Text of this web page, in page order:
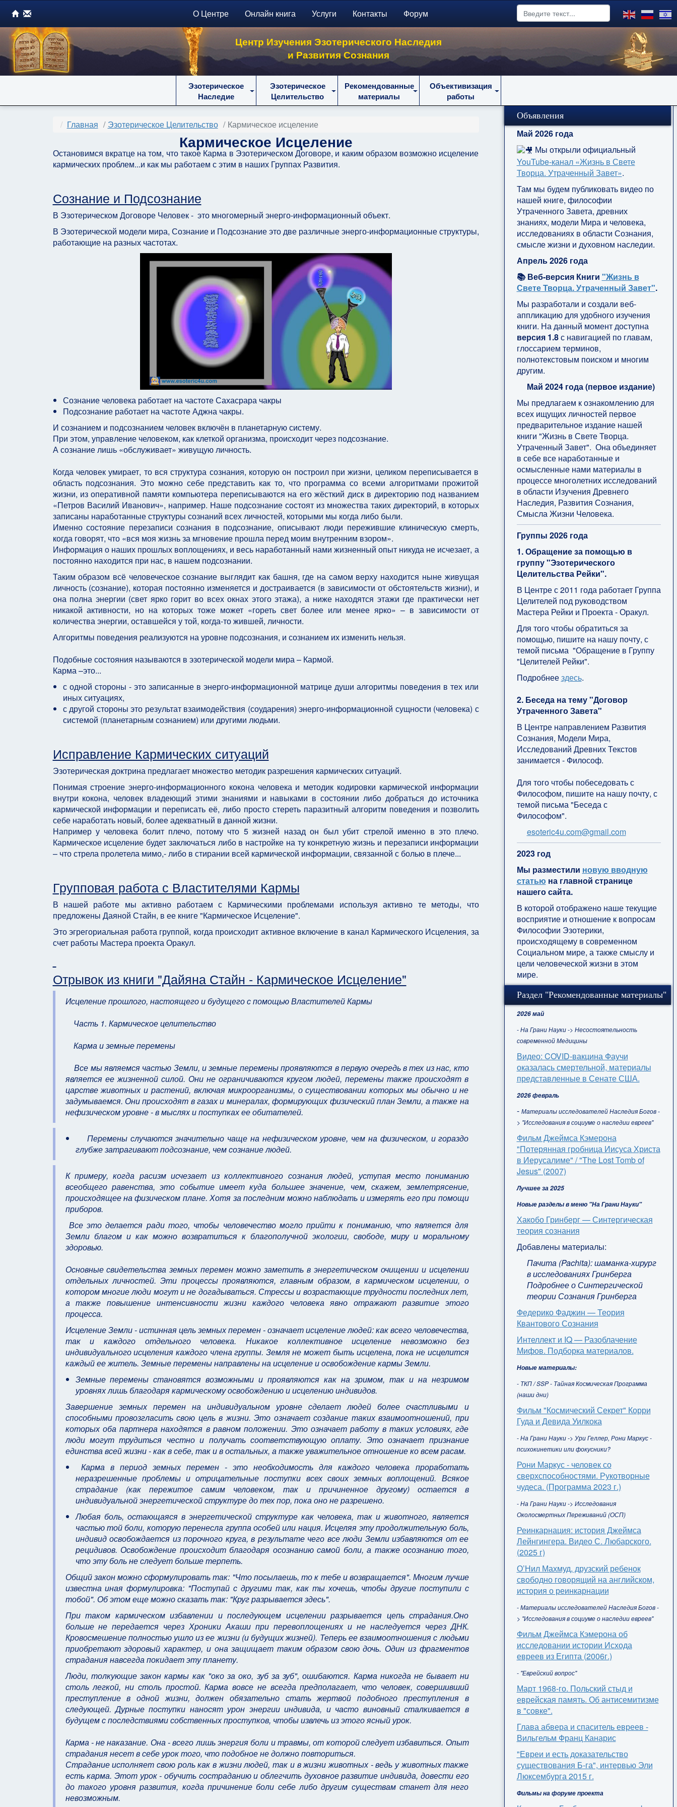
О Центре Онлайн книга Услуги Контакты Форум
Центр Изучения Эзотерического Наследия
и Развития Сознания
Эзотерическое
Наследие
Эзотерическое
Целительство
Рекомендованные
материалы
Объективизация
работы
Главная Эзотерическое Целительство Кармическое исцеление
Кармическое Исцеление
Остановимся вкратце на том, что такое Карма в Эзотерическом Договоре, и каким образом возможно исцеление
кармических проблем...и как мы работаем с этим в наших Группах Развития.
Сознание и Подсознание
В Эзотерическом Договоре Человек - это многомерный энерго-информационный объект.
В Эзотерической модели мира, Сознание и Подсознание это две различные энерго-информационные структуры,
работающие на разных частотах.
Сознание человека работает на частоте Сахасрара чакры
Подсознание работает на частоте Аджна чакры.
И сознанием и подсознанием человек включён в планетарную систему.
При этом, управление человеком, как клеткой организма, происходит через подсознание.
А сознание лишь «обслуживает» живущую личность.
Когда человек умирает, то вся структура сознания, которую он построил при жизни, целиком переписывается в
область подсознания. Это можно себе представить как то, что программа со всеми алгоритмами прожитой
жизни, из оперативной памяти компьютера переписываются на его жёсткий диск в директорию под названием
«Петров Василий Иванович», например. Наше подсознание состоят из множества таких директорий, в которых
записаны наработанные структуры сознаний всех личностей, которыми мы когда либо были.
Именно состояние перезаписи сознания в подсознание, описывают люди пережившие клиническую смерть,
когда говорят, что «вся моя жизнь за мгновение прошла перед моим внутренним взором».
Информация о наших прошлых воплощениях, и весь наработанный нами жизненный опыт никуда не исчезает, а
постоянно находится при нас, в нашем подсознании.
Таким образом всё человеческое сознание выглядит как башня, где на самом верху находится ныне живущая
личность (сознание), которая постоянно изменяется и достраивается (в зависимости от обстоятельств жизни), и
она полна энергии (свет ярко горит во всех окнах этого этажа), а ниже находятся этажи где практически нет
никакой активности, но на которых тоже может «гореть свет более или менее ярко» – в зависимости от
количества энергии, оставшейся у той, когда-то жившей, личности.
Алгоритмы поведения реализуются на уровне подсознания, и сознанием их изменить нельзя.
Подобные состояния называются в эзотерической модели мира – Кармой.
Карма –это...
с одной стороны - это записанные в энерго-информационной матрице души алгоритмы поведения в тех или
иных ситуациях,
с другой стороны это результат взаимодействия (соударения) энерго-информационной сущности (человека) с
системой (планетарным сознанием) или другими людьми.
Исправление Кармических ситуаций
Эзотерическая доктрина предлагает множество методик разрешения кармических ситуаций.
Понимая строение энерго-информационного кокона человека и методик кодировки кармической информации
внутри кокона, человек владеющий этими знаниями и навыками в состоянии либо добраться до источника
кармической информации и переписать её, либо просто стереть паразитный алгоритм поведения и позволить
себе наработать новый, более адекватный в данной жизни.
Например у человека болит плечо, потому что 5 жизней назад он был убит стрелой именно в это плечо.
Кармическое исцеление будет заключаться либо в настройке на ту конкретную жизнь и перезаписи информации
– что стрела пролетела мимо,- либо в стирании всей кармической информации, связанной с болью в плече...
Групповая работа с Властителями Кармы
В нашей работе мы активно работаем с Кармическими проблемами используя активно те методы, что
предложены Даяной Стайн, в ее книге "Кармическое Исцеление".
Это эгрегориальная работа группой, когда происходит активное включение в канал Кармического Исцеления, за
счет работы Мастера проекта Оракул.
Отрывок из книги "Дайяна Стайн - Кармическое Исцеление"
Исцеление прошлого, настоящего и будущего с помощью Властителей Кармы
Часть 1. Кармическое целительство
Карма и земные перемены
Все мы являемся частью Земли, и земные перемены проявляются в первую очередь в тех из нас, кто
является ее жизненной силой. Они не ограничиваются кругом людей, перемены также происходят в
царстве животных и растений, включая микроорганизмы, о существовании которых мы обычно и не
задумываемся. Они происходят в газах и минералах, формирующих физический план Земли, а также на
нефизическом уровне - в мыслях и поступках ее обитателей.
Перемены случаются значительно чаще на нефизическом уровне, чем на физическом, и гораздо
глубже затрагивают подсознание, чем сознание людей.
К примеру, когда расизм исчезает из коллективного сознания людей, уступая место пониманию
всеобщего равенства, это событие имеет куда большее значение, чем, скажем, землетрясение,
происходящее на физическом плане. Хотя за последним можно наблюдать и измерять его при помощи
приборов.
Все это делается ради того, чтобы человечество могло прийти к пониманию, что является для
Земли благом и как можно возвратиться к благополучной экологии, свободе, миру и моральному
здоровью.
Основные свидетельства земных перемен можно заметить в энергетическом очищении и исцелении
отдельных личностей. Эти процессы проявляются, главным образом, в кармическом исцелении, о
котором многие люди могут и не догадываться. Стрессы и возрастающие трудности последних лет,
а также повышение интенсивности жизни каждого человека явно отражают развитие этого
процесса.
Исцеление Земли - истинная цель земных перемен - означает исцеление людей: как всего человечества,
так и каждого отдельного человека. Никакое коллективное исцеление невозможно без
индивидуального исцеления каждого члена группы. Земля не может быть исцелена, пока не исцелится
каждый ее житель. Земные перемены направлены на исцеление и освобождение кармы Земли.
Земные перемены становятся возможными и проявляются как на зримом, так и на незримом
уровнях лишь благодаря кармическому освобождению и исцелению индивидов.
Завершение земных перемен на индивидуальном уровне сделает людей более счастливыми и
способными провозгласить свою цель в жизни. Это означает создание таких взаимоотношений, при
которых оба партнера находятся в равном положении. Это означает работу в таких условиях, где
люди могут трудиться честно и получать соответствующую оплату. Это означает признание
единства всей жизни - как в себе, так и в остальных, а также уважительное отношение ко всем расам.
Карма в период земных перемен - это необходимость для каждого человека проработать
неразрешенные проблемы и отрицательные поступки всех своих земных воплощений. Всякое
страдание (как пережитое самим человеком, так и причиненное другому) остается в
индивидуальной энергетической структуре до тех пор, пока оно не разрешено.
Любая боль, остающаяся в энергетической структуре как человека, так и животного, является
частью той боли, которую перенесла группа особей или нация. Исцеляя эту продолжительную боль,
индивид освобождается из порочного круга, в результате чего все люди Земли избавляются от ее
рецидивов. Освобождение происходит благодаря осознанию самой боли, а также осознанию того,
что эту боль не следует больше терпеть.
Общий закон можно сформулировать так: "Что посылаешь, то к тебе и возвращается". Многим лучше
известна иная формулировка: "Поступай с другими так, как ты хочешь, чтобы другие поступили с
тобой". Об этом еще можно сказать так: "Круг разрывается здесь".
При таком кармическом избавлении и последующем исцелении разрывается цепь страдания.Оно
больше не передается через Хроники Акаши при перевоплощениях и не наследуется через ДНК.
Кровосмешение полностью ушло из ее жизни (и будущих жизней). Теперь ее взаимоотношения с людьми
приобретают здоровый характер, и она защищает таким образом свою дочь. Один из фрагментов
страдания навсегда покидает эту планету.
Люди, толкующие закон кармы как "око за око, зуб за зуб", ошибаются. Карма никогда не бывает ни
столь легкой, ни столь простой. Карма вовсе не всегда предполагает, что человек, совершивший
преступление в одной жизни, должен обязательно стать жертвой подобного преступления в
следующей. Дурные поступки наносят урон энергии индивида, и часто виновный сталкивается в
будущем с последствиями собственных проступков, чтобы извлечь из этого ясный урок.
Карма - не наказание. Она - всего лишь энергия боли и травмы, от которой следует избавиться. Опыт
страдания несет в себе урок того, что подобное не должно повториться.
Страдание исполняет свою роль как в жизни людей, так и в жизни животных - ведь у животных также
есть карма. Этот урок - обучить состраданию и облегчить духовное развитие индивида, довести его
до такого уровня развития, когда причинение боли себе либо другим существам станет для него
невозможным.
Объявления
Май 2026 года
Мы открыли официальный
YouTube‑канал «Жизнь в Свете
Творца. Утраченный Завет».
Там мы будем публиковать видео по
нашей книге, философии
Утраченного Завета, древних
знаниях, модели Мира и человека,
исследованиях в области Сознания,
смысле жизни и духовном наследии.
Апрель 2026 года
📚 Веб-версия Книги "Жизнь в
Свете Творца. Утраченный Завет".
Мы разработали и создали веб-
аппликацию для удобного изучения
книги. На данный момент доступна
версия 1.8с навигацией по главам,
глоссарием терминов,
полнотекстовым поиском и многим
другим.
Май 2024 года (первое издание)
Мы предлагаем к ознакомлению для
всех ищущих личностей первое
предварительное издание нашей
книги "Жизнь в Свете Творца.
Утраченный Завет". Она объединяет
в себе все наработанные и
осмысленные нами материалы в
процессе многолетних исследований
в области Изучения Древнего
Наследия, Развития Сознания,
Смысла Жизни Человека.
Группы 2026 года
1. Обращение за помощью в
группу "Эзотерического
Целительства Рейки".
В Центре с 2011 года работает Группа
Целителей под руководством
Мастера Рейки и Проекта - Оракул.
Для того чтобы обратиться за
помощью, пишите на нашу почту, с
темой письма "Обращение в Группу
"Целителей Рейки".
Подробнеездесь.
2. Беседа на тему "Договор
Утраченного Завета"
В Центре направлением Развития
Сознания, Модели Мира,
Исследований Древних Текстов
занимается - Философ.
Для того чтобы побеседовать с
Философом, пишите на нашу почту, с
темой письма "Беседа с
Философом".
esoteric4u.com@gmail.com
2023 год
Мы разместили новую вводную
статью на главной странице
нашего сайта.
В которой отображено наше текущие
восприятие и отношение к вопросам
Философии Эзотерики,
происходящему в современном
Социальном мире, а также смыслу и
цели человеческой жизни в этом
мире.
Раздел "Рекомендованные материалы"
2026 май
- На Грани Науки -> Несостоятельность
современной Медицины
Видео: COVID-вакцина Фаучи
оказалась смертельной, материалы
представленные в Сенате США.
2026 февраль
- Материалы исследователей Наследия Богов -
> "Исследования в социуме о наследии евреев"
Фильм Джеймса Кэмерона
"Потерянная гробница Иисуса Христа
в Иерусалиме" / "The Lost Tomb of
Jesus" (2007)
Лучшее за 2025
Новые разделы в меню "На Грани Науки"
Хакобо Гринберг — Синтергическая
теория сознания
Добавлены материалы:
Пачита (Pachita): шаманка-хирург
в исследованиях Гринберга
Подробнее о Синтергической
теории Сознания Гринберга
Федерико Фаджин — Теория
Квантового Сознания
Интеллект и IQ — Разоблачение
Мифов. Подборка материалов.
Новые материалы:
- ТКП / SSP - Тайная Космическая Программа
(наши дни)
Фильм "Космический Секрет" Корри
Гуда и Девида Уилкока
- На Грани Науки -> Ури Геллер, Рони Маркус -
психокинетики или фокусники?
Рони Маркус - человек со
сверхспособностями. Рукотворные
чудеса. (Программа 2023 г.)
- На Грани Науки -> Исследования
Околосмертных Переживаний (ОСП)
Реинкарнация: история Джеймса
Лейнгингера. Видео С. Любарского.
(2025 г)
О’Нил Махмуд, друзский ребенок
свободно говорящий на английском,
история о реинкарнации
- Материалы исследователей Наследия Богов -
> "Исследования в социуме о наследии евреев"
Фильм Джеймса Кэмерона об
исследовании истории Исхода
евреев из Египта (2006г.)
- "Еврейский вопрос"
Март 1968-го. Польский стыд и
еврейская память. Об антисемитизме
в "совке".
Глава абвера и спаситель евреев -
Вильгельм Франц Канарис
"Евреи и есть доказательство
существования Б-га", интервью Эли
Люксембурга 2015 г.
Фильмы на форуме проекта